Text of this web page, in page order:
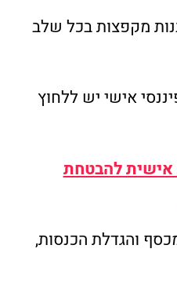
מקפצות בכל שלב
אישי יש ללחוץ
אישית להבטחת
והגדלת הכנסות,